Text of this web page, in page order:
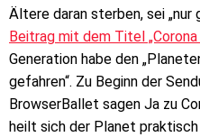
Ältere daran sterben, sei „nur
Beitrag mit dem Titel
Generation habe den
gefahren“. Zu Beginn der
BrowserBallet sagen Ja zu
heilt sich der Planet